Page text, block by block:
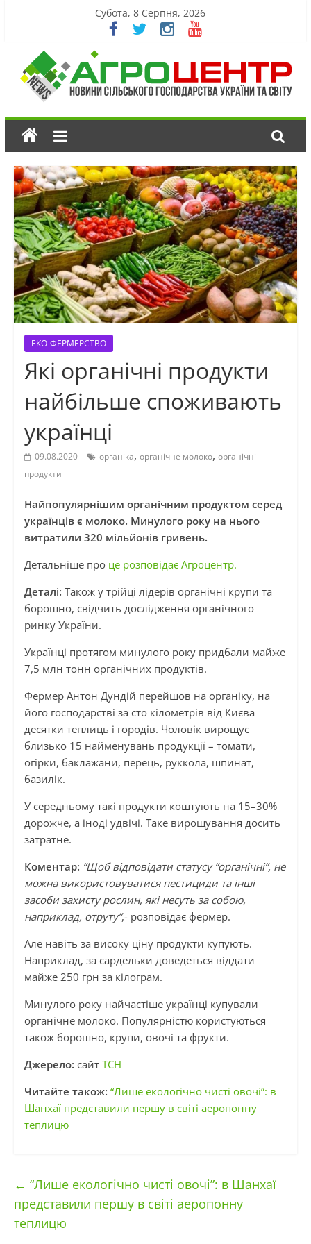
Субота, 8 Серпня, 2026
ЕКО-ФЕРМЕРСТВО
Які органічні продукти
найбільше споживають
українці
09.08.2020 органіка, органічне молоко, органічні
продукти
Найпопулярнішим органічним продуктом серед
українців є молоко. Минулого року на нього
витратили 320 мільйонів гривень.
Детальніше про це розповідає Агроцентр.
Деталі: Також у трійці лідерів органічні крупи та
борошно, свідчить дослідження органічного
ринку України.
Українці протягом минулого року придбали майже
7,5 млн тонн органічних продуктів.
Фермер Антон Дундій перейшов на органіку, на
його господарстві за сто кілометрів від Києва
десятки теплиць і городів. Чоловік вирощує
близько 15 найменувань продукції – томати,
огірки, баклажани, перець, руккола, шпинат,
базилік.
У середньому такі продукти коштують на 15–30%
дорожче, а іноді удвічі. Таке вирощування досить
затратне.
Коментар: “Щоб відповідати статусу “органічні”, не
можна використовуватися пестициди та інші
засоби захисту рослин, які несуть за собою,
наприклад, отруту”,- розповідає фермер.
Але навіть за високу ціну продукти купують.
Наприклад, за сардельки доведеться віддати
майже 250 грн за кілограм.
Минулого року найчастіше українці купували
органічне молоко. Популярністю користуються
також борошно, крупи, овочі та фрукти.
Джерело: сайт ТСН
Читайте також: “Лише екологічно чисті овочі”: в
Шанхаї представили першу в світі аеропонну
теплицю
← “Лише екологічно чисті овочі”: в Шанхаї
представили першу в світі аеропонну
теплицю